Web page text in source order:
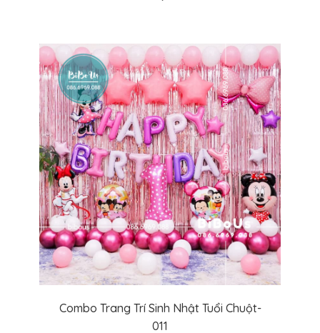
Combo Trang Trí Sinh Nhật Tuổi Chuột-
011